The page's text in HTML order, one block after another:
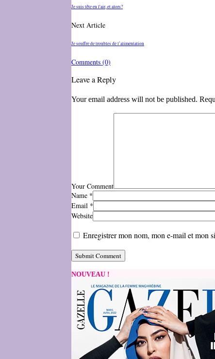
Je suis tête en l'air, et alors?
Next Article
Je souffre de troubles de l’alimentation
Comments (0)
Leave a Reply
Your email address will not be published.
Your Comment
Name *
Email *
Website
Enregistrer mon nom, mon e-mail et mon
NOUVEAU !